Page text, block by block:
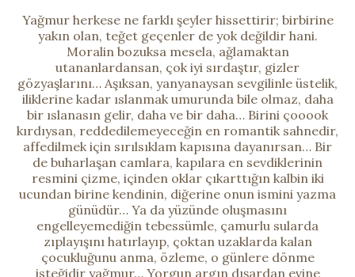
Yağmur herkese ne farklı şeyler hissettirir; birbirine
yakın olan, teğet geçenler de yok değildir hani.
Moralin bozuksa mesela, ağlamaktan
utananlardansan, çok iyi sırdaştır, gizler
gözyaşlarını… Aşıksan, yanyanaysan sevgilinle üstelik,
iliklerine kadar ıslanmak umurunda bile olmaz, daha
bir ıslanasın gelir, daha ve bir daha… Birini çooook
kırdıysan, reddedilemeyeceğin en romantik sahnedir,
affedilmek için sırılsıklam kapısına dayanırsan… Bir
de buharlaşan camlara, kapılara en sevdiklerinin
resmini çizme, içinden oklar çıkarttığın kalbin iki
ucundan birine kendinin, diğerine onun ismini yazma
günüdür… Ya da yüzünde oluşmasını
engelleyemediğin tebessümle, çamurlu sularda
zıplayışını hatırlayıp, çoktan uzaklarda kalan
çocukluğunu anma, özleme, o günlere dönme
isteğidir yağmur… Yorgun argın dışardan evine